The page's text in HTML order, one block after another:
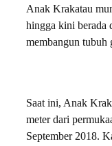
Anak Krakatau
hingga kini berada
membangun tubuh
Saat ini, Anak
meter dari
September 2018.